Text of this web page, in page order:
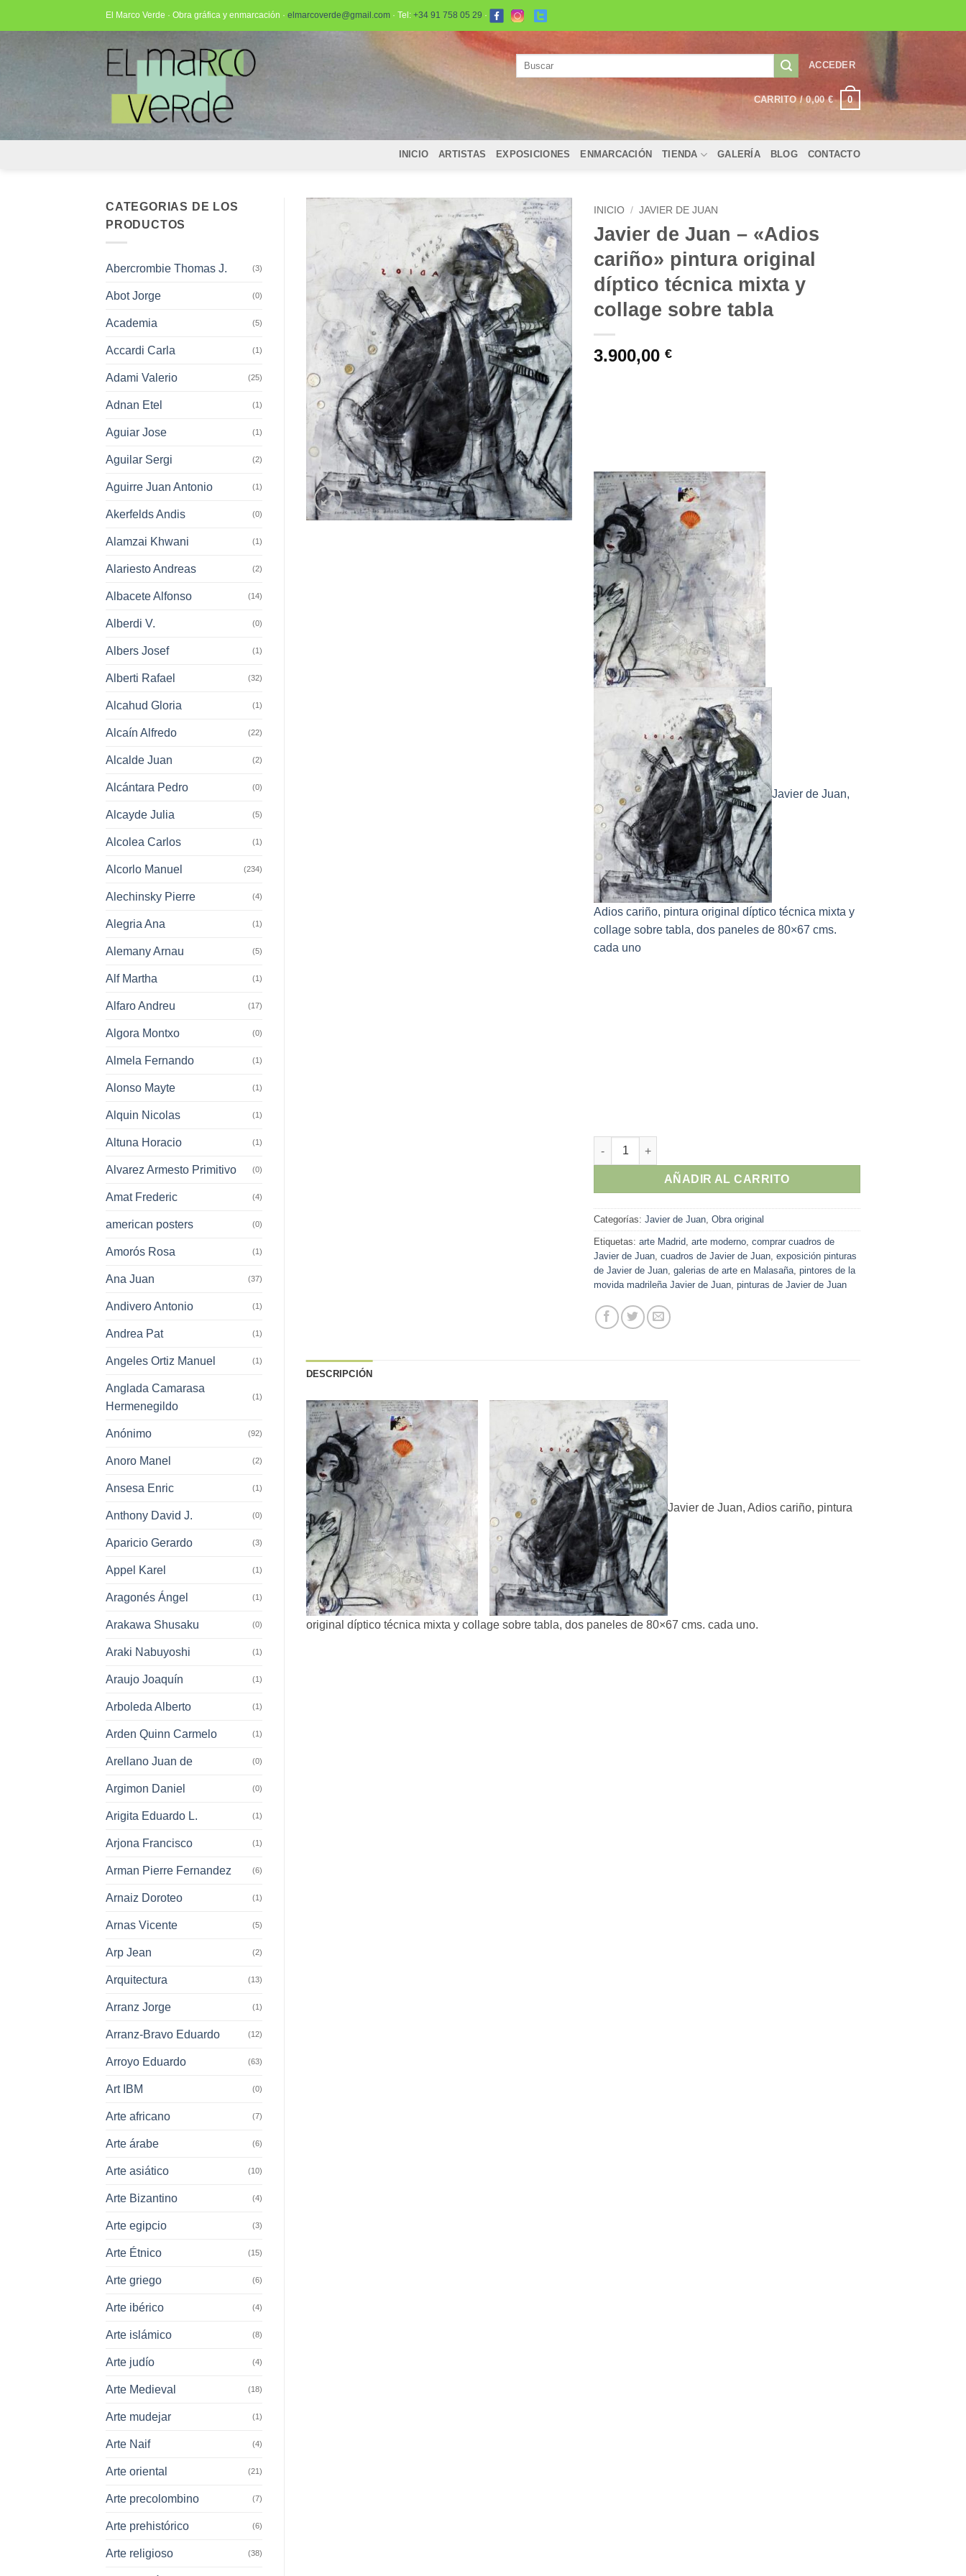
El Marco Verde · Obra gráfica y enmarcación · elmarcoverde@gmail.com · Tel: +34 91 758 05 29 ·
ACCEDER
CARRITO /0,00€ 0
INICIO ARTISTAS EXPOSICIONES ENMARCACIÓN TIENDA GALERÍA BLOG CONTACTO
CATEGORIAS DE LOS
PRODUCTOS
Abercrombie Thomas J. (3)
Abot Jorge (0)
Academia (5)
Accardi Carla (1)
Adami Valerio (25)
Adnan Etel (1)
Aguiar Jose (1)
Aguilar Sergi (2)
Aguirre Juan Antonio (1)
Akerfelds Andis (0)
Alamzai Khwani (1)
Alariesto Andreas (2)
Albacete Alfonso (14)
Alberdi V. (0)
Albers Josef (1)
Alberti Rafael (32)
Alcahud Gloria (1)
Alcaín Alfredo (22)
Alcalde Juan (2)
Alcántara Pedro (0)
Alcayde Julia (5)
Alcolea Carlos (1)
Alcorlo Manuel (234)
Alechinsky Pierre (4)
Alegria Ana (1)
Alemany Arnau (5)
Alf Martha (1)
Alfaro Andreu (17)
Algora Montxo (0)
Almela Fernando (1)
Alonso Mayte (1)
Alquin Nicolas (1)
Altuna Horacio (1)
Alvarez Armesto Primitivo (0)
Amat Frederic (4)
american posters (0)
Amorós Rosa (1)
Ana Juan (37)
Andivero Antonio (1)
Andrea Pat (1)
Angeles Ortiz Manuel (1)
Anglada Camarasa
Hermenegildo
(1)
Anónimo (92)
Anoro Manel (2)
Ansesa Enric (1)
Anthony David J. (0)
Aparicio Gerardo (3)
Appel Karel (1)
Aragonés Ángel (1)
Arakawa Shusaku (0)
Araki Nabuyoshi (1)
Araujo Joaquín (1)
Arboleda Alberto (1)
Arden Quinn Carmelo (1)
Arellano Juan de (0)
Argimon Daniel (0)
Arigita Eduardo L. (1)
Arjona Francisco (1)
Arman Pierre Fernandez (6)
Arnaiz Doroteo (1)
Arnas Vicente (5)
Arp Jean (2)
Arquitectura (13)
Arranz Jorge (1)
Arranz-Bravo Eduardo (12)
Arroyo Eduardo (63)
Art IBM (0)
Arte africano (7)
Arte árabe (6)
Arte asiático (10)
Arte Bizantino (4)
Arte egipcio (3)
Arte Étnico (15)
Arte griego (6)
Arte ibérico (4)
Arte islámico (8)
Arte judío (4)
Arte Medieval (18)
Arte mudejar (1)
Arte Naif (4)
Arte oriental (21)
Arte precolombino (7)
Arte prehistórico (6)
Arte religioso (38)
INICIO / JAVIER DE JUAN
Javier de Juan – «Adios
cariño» pintura original
díptico técnica mixta y
collage sobre tabla
3.900,00€
Javier de Juan,
Adios cariño, pintura original díptico técnica mixta y
collage sobre tabla, dos paneles de 80×67 cms.
cada uno
Javier de Juan - "Adios cariño" pintura original díptico técnica mixta y
AÑADIR AL CARRITO
Categorías:Javier de Juan ,Obra original
Etiquetas:arte Madrid ,arte moderno ,comprar cuadros de
Javier de Juan ,cuadros de Javier de Juan ,exposición pinturas
de Javier de Juan ,galerias de arte en Malasaña ,pintores de la
movida madrileña Javier de Juan ,pinturas de Javier de Juan
DESCRIPCIÓN
Javier de Juan, Adios cariño, pintura
original díptico técnica mixta y collage sobre tabla, dos paneles de 80×67 cms. cada uno.